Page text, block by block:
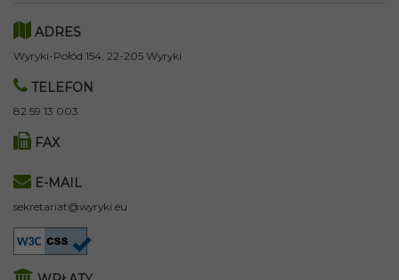
ADRES
Wyryki-Połód 154, 22-205 Wyryki
TELEFON
82 59 13 003
FAX
E-MAIL
sekretariat@wyryki.eu